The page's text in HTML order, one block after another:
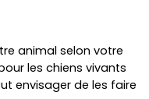
animal selon votre
les chiens vivants